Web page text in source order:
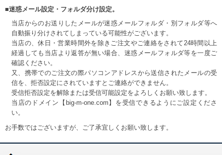
■迷惑メール設定・フォルダ分け設定。
当店からのお送りしたメールが迷惑メールフォルダ・別フォルダ等へ
自動振り分けされてしまっている可能性がございます。
当店の、休日・営業時間外を除きご注文やご連絡をされて24時間以上
経過しても当店より返答が無い場合、迷惑メールフォルダ等を一度ご
確認ください。
又、携帯でのご注文の際パソコンアドレスから送信されたメールの受
信を、拒否設定にされていますとご連絡ができません。
受信拒否設定を解除または受信可能設定をよろしくお願い致します。
当店のドメイン【big-m-one.com】を受信できるようにご設定くださ
い。
お手数ではございますが、ご了承宜しくお願い致します。